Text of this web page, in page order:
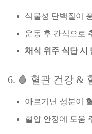
식물성 단백질이
운동 후 간식으로
채식 위주 식단 시
6. 🩸 혈관 건강 &
아르기닌 성분이
혈압 안정에 도움